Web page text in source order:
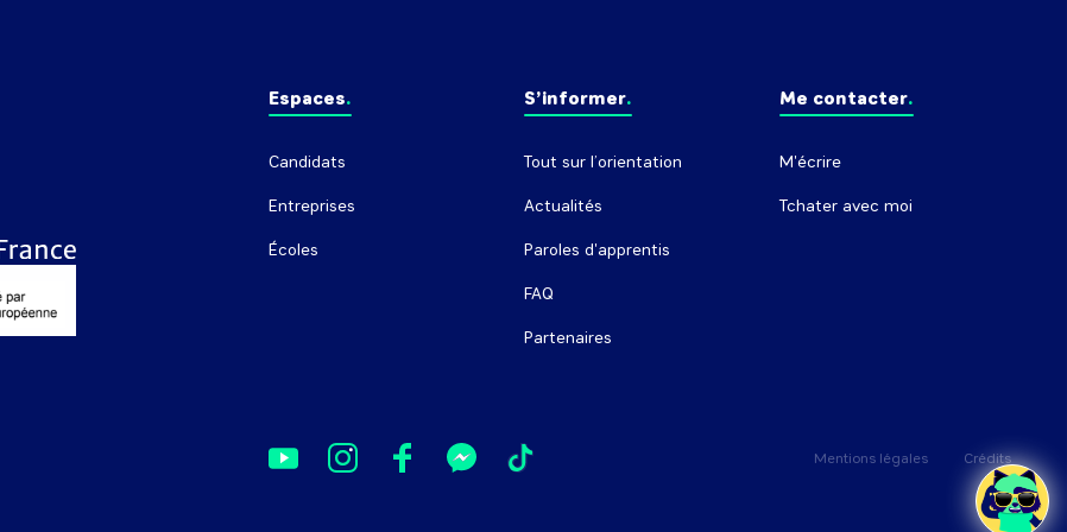
Espaces
Candidats
Entreprises
Écoles
S’informer
Tout sur l’orientation
Actualités
Paroles d'apprentis
FAQ
Partenaires
Me contacter
M'écrire
Tchater avec moi
Mentions légales Crédits